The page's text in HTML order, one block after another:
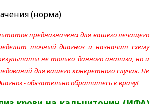
(норма)
предназначена для вашего лечащего
точный диагноз и назначит схему
не только данного анализа, но и
для вашего конкретного случая. Не
- обязательно обратитесь к врачу!